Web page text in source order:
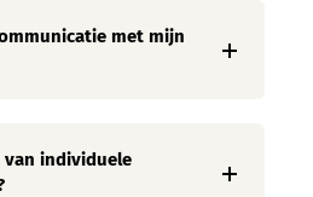
met mijn
individuele